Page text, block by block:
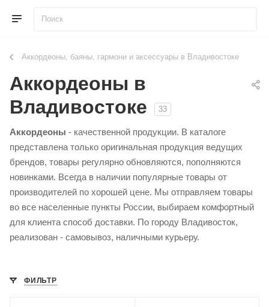
Аккордеоны, баяны, гармони и аксессуары в Владивостоке
Аккордеоны в
Владивостоке
33
Аккордеоны - качественной продукции. В каталоге
представлена только оригинальная продукция ведущих
брендов, товары регулярно обновляются, пополняются
новинками. Всегда в наличии популярные товары от
производителей по хорошей цене. Мы отправляем товары
во все населенные пункты России, выбираем комфортный
для клиента способ доставки. По городу Владивосток,
реализован - самовывоз, наличными курьеру.
ФИЛЬТР